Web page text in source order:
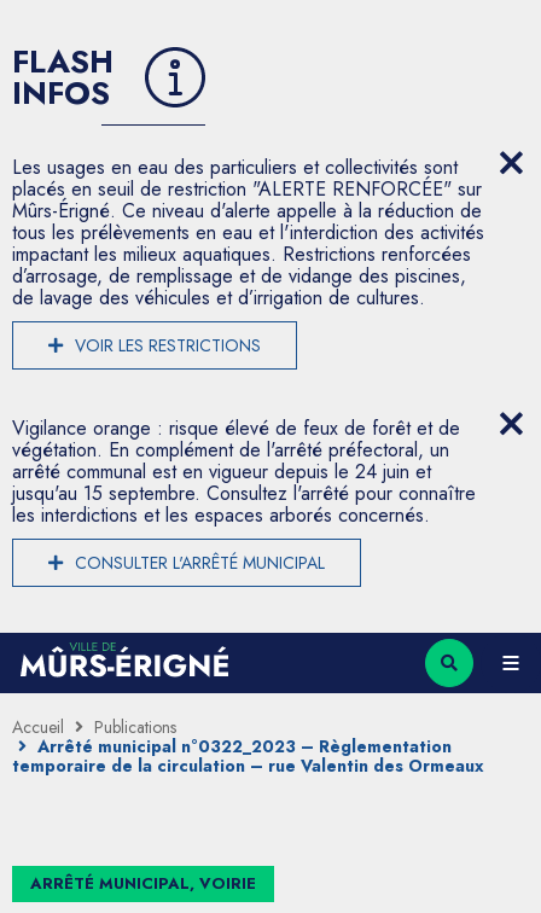
FLASH
INFOS
Les usages en eau des particuliers et collectivités sont
placés en seuil de restriction "ALERTE RENFORCÉE" sur
Mûrs-Érigné. Ce niveau d'alerte appelle à la réduction de
tous les prélèvements en eau et l'interdiction des activités
impactant les milieux aquatiques. Restrictions renforcées
d’arrosage, de remplissage et de vidange des piscines,
de lavage des véhicules et d’irrigation de cultures.
VOIR LES RESTRICTIONS
Vigilance orange : risque élevé de feux de forêt et de
végétation. En complément de l'arrêté préfectoral, un
arrêté communal est en vigueur depuis le 24 juin et
jusqu'au 15 septembre. Consultez l'arrêté pour connaître
les interdictions et les espaces arborés concernés.
CONSULTER L'ARRÊTÉ MUNICIPAL
Accueil
Publications
Arrêté municipal n°0322_2023 – Règlementation
temporaire de la circulation – rue Valentin des Ormeaux
ARRÊTÉ MUNICIPAL, VOIRIE